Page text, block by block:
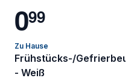
099
Zu Hause
Frühstücks-/Gefrierbeutel
- Weiß